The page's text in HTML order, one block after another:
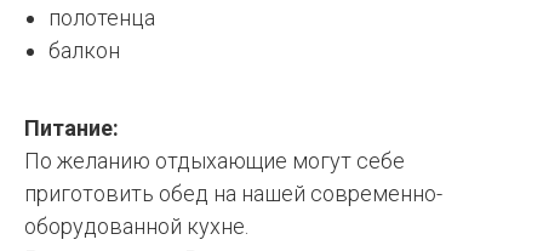
полотенца
балкон
Питание:
По желанию отдыхающие могут себе
приготовить обед на нашей современно-
оборудованной кухне.